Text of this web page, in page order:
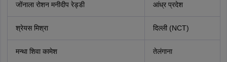
जोंनाला रोशन मनीदीप रेड्डी आंध्र प्रदेश
श्रेयस मिश्रा दिल्ली (NCT)
मन्था शिवा कामेश तेलंगाना